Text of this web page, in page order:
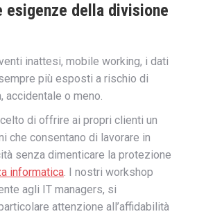
esigenze della divisione
inattesi, mobile working, i dati
più esposti a rischio di
accidentale o meno.
di offrire ai propri clienti un
che consentano di lavorare in
senza dimenticare la protezione
informatica. I nostri workshop
agli IT managers, si
attenzione all’affidabilità